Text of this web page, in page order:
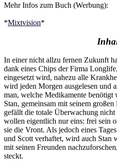
Mehr Infos zum Buch (Werbung):
*Mixtvision*
In einer nicht allzu fernen Zukunft
dank eines Chips der Firma
eingesetzt wird, nahezu alle
wird jeden Morgen ausgelesen und
man, welche Medikamente benötigt
Stan, gemeinsam mit seinem
gefällt die totale Überwachung nicht
wollen eigentlich nur eins: frei sein
sie die Vront. Als jedoch eines
und Scott verhaftet, wird auch Stan
mit seinen Freunden
steckt.